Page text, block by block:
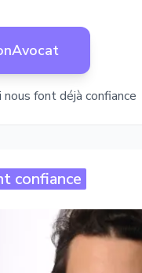
font déjà confiance
confiance